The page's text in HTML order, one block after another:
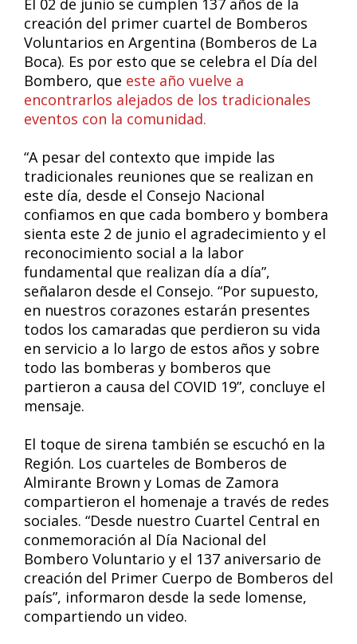
El 02 de junio se cumplen 137 años de la
creación del primer cuartel de Bomberos
Voluntarios en Argentina (Bomberos de La
Boca). Es por esto que se celebra el Día del
Bombero, que este año vuelve a
encontrarlos alejados de los tradicionales
eventos con la comunidad.
“A pesar del contexto que impide las
tradicionales reuniones que se realizan en
este día, desde el Consejo Nacional
confiamos en que cada bombero y bombera
sienta este 2 de junio el agradecimiento y el
reconocimiento social a la labor
fundamental que realizan día a día”,
señalaron desde el Consejo. “Por supuesto,
en nuestros corazones estarán presentes
todos los camaradas que perdieron su vida
en servicio a lo largo de estos años y sobre
todo las bomberas y bomberos que
partieron a causa del COVID 19”, concluye el
mensaje.
El toque de sirena también se escuchó en la
Región. Los cuarteles de Bomberos de
Almirante Brown y Lomas de Zamora
compartieron el homenaje a través de redes
sociales. “Desde nuestro Cuartel Central en
conmemoración al Día Nacional del
Bombero Voluntario y el 137 aniversario de
creación del Primer Cuerpo de Bomberos del
país”, informaron desde la sede lomense,
compartiendo un video.